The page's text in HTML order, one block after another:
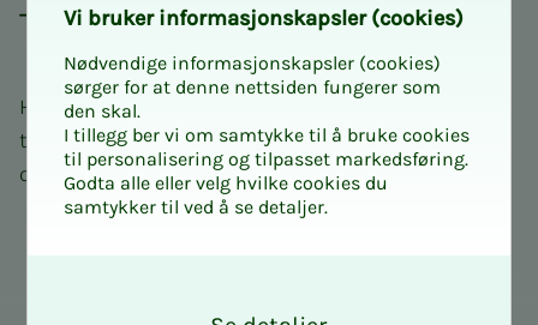
Teori­en til NITO In­­­tro 3
Her finner du interaktive mikrokurs som utgjør
teorien til ditt NITO Intro 3 – nyttig både før, under
og etter kurset.
Vi bru­ker in­for­ma­sjons­kaps­ler (cookies)
Nødvendige informasjonskapsler (cookies)
sørger for at denne nettsiden fungerer som
den skal.
I tillegg ber vi om samtykke til å bruke cookies
til personalisering og tilpasset markedsføring.
Godta alle eller velg hvilke cookies du
samtykker til ved å se detaljer.